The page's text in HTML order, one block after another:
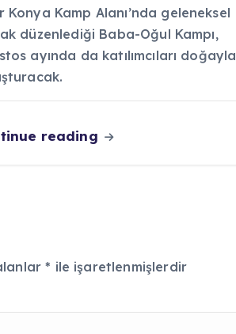
Konya Kamp Alanı’nda geleneksel
düzenlediği Baba-Oğul Kampı,
ayında da katılımcıları doğayla
reading
* ile işaretlenmişlerdir